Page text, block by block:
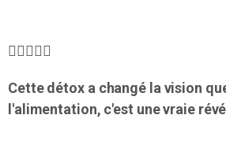

Cette détox a changé la vision
l'alimentation, c'est une vraie